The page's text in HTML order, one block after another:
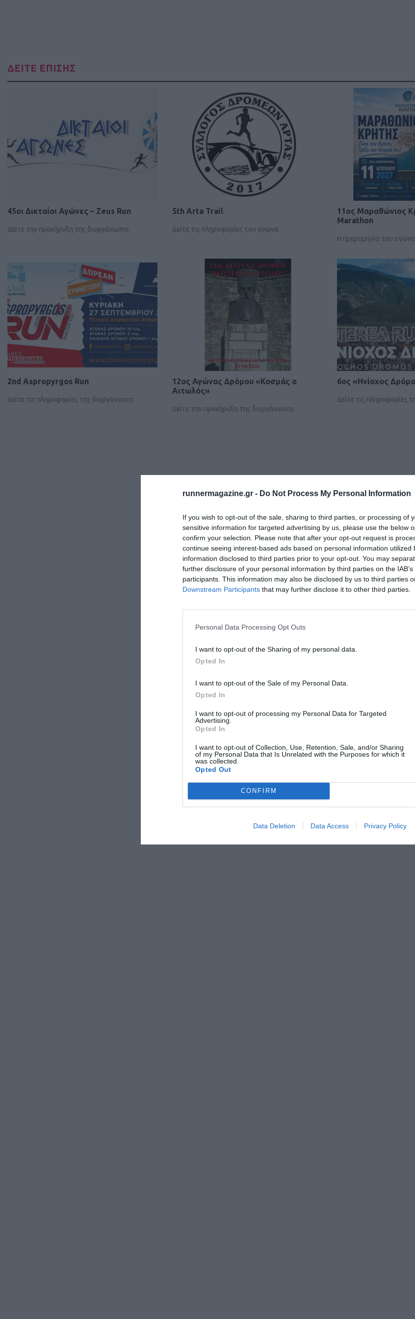
runnermagazine.gr - Do Not Process My Personal Information
If you wish to opt-out of the sale, sharing to third parties, or processing of
sensitive information for targeted advertising by us, please use the below
confirm your selection. Please note that after your opt-out request is
continue seeing interest-based ads based on personal information utilized
information disclosed to third parties prior to your opt-out. You may
further disclosure of your personal information by third parties on the
participants. This information may also be disclosed by us to third parties
Downstream Participants that may further disclose it to other third parties.
Personal Data Processing Opt Outs
I want to opt-out of the Sharing of my personal data.
Opted In
I want to opt-out of the Sale of my Personal Data.
Opted In
I want to opt-out of processing my Personal Data for Targeted
Advertising.
Opted In
I want to opt-out of Collection, Use, Retention, Sale, and/or Sharing
of my Personal Data that Is Unrelated with the Purposes for which it
was collected.
Opted Out
CONFIRM
Data Deletion Data Access Privacy Policy
ΔΕΙΤΕ ΕΠΙΣΗΣ
45οι Δικταίοι Αγώνες – Ζeus Run
Δείτε την προκήρυξη της διοργάνωσης
5th Arta Trail
Δείτε τις πληροφορίες του αγώνα
11ος Μαραθώνιος
Marathon
Η ημερομηνία του αγώνα
2nd Aspropyrgos Run
Δείτε τις πληροφορίες της διοργάνωσης
12ος Αγώνας Δρόμου «Κοσμάς ο
Αιτωλός»
Δείτε την προκήρυξη της διοργάνωσης
6ος «Ηνίοχος
Δείτε τις πληροφορίες